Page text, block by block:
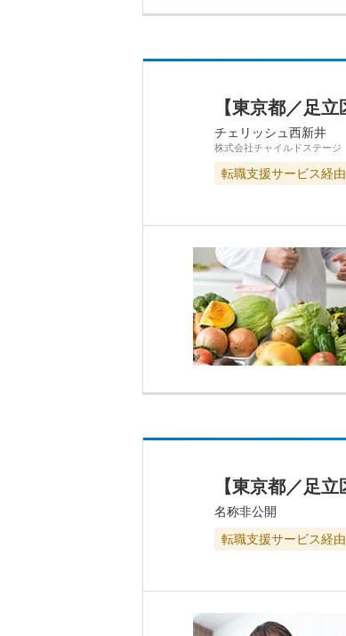
【東京都／足
チェリッシュ西新井
株式会社チャイルドステージ
転職支援サービス経由
【東京都／足
名称非公開
転職支援サービス経由